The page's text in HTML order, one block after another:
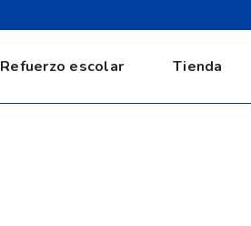
Refuerzo escolar Tienda